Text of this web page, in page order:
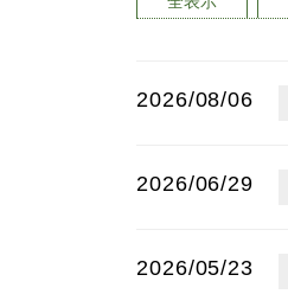
2026/08/06
2026/06/29
2026/05/23